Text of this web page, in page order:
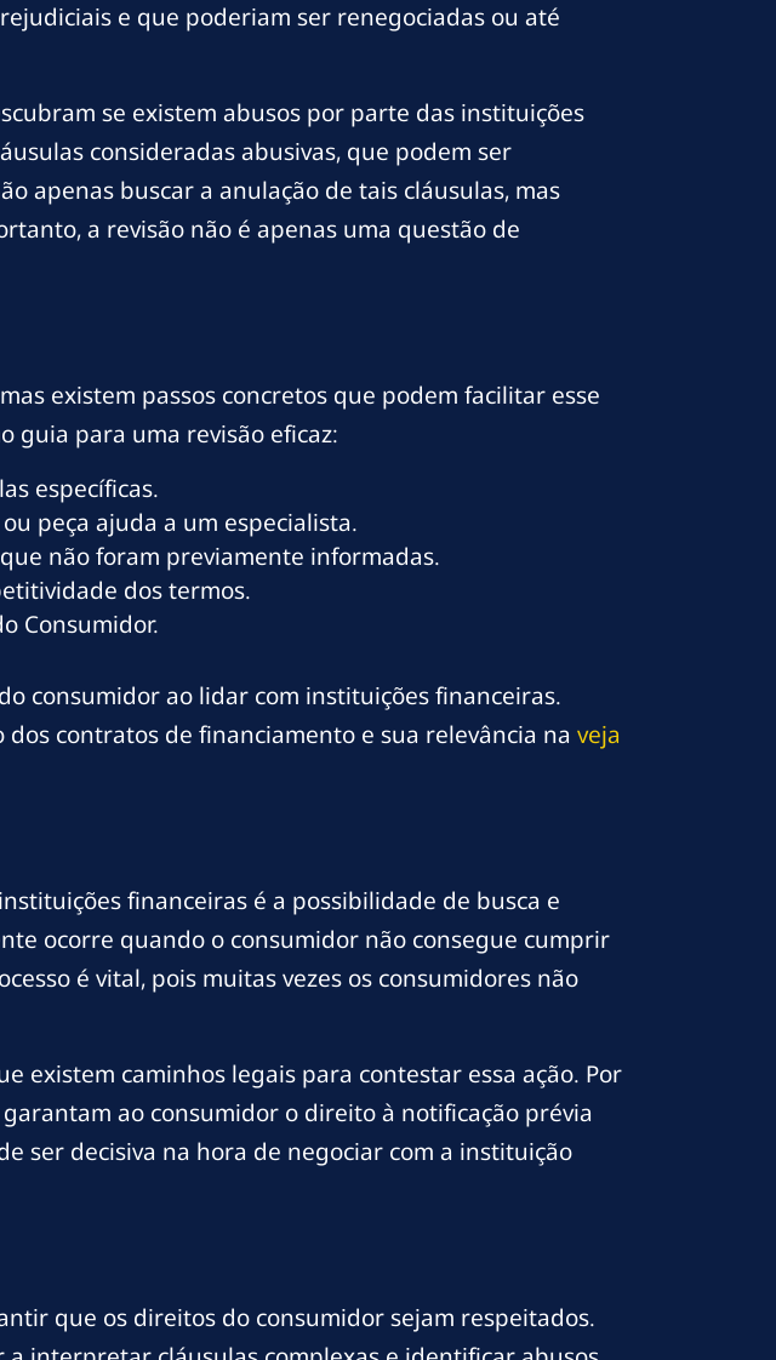
e que poderiam ser renegociadas ou até
se existem abusos por parte das instituições
consideradas abusivas, que podem ser
apenas buscar a anulação de tais cláusulas, mas
a revisão não é apenas uma questão de
existem passos concretos que podem facilitar esse
guia para uma revisão eficaz:
específicas.
peça ajuda a um especialista.
não foram previamente informadas.
dos termos.
Consumidor.
consumidor ao lidar com instituições financeiras.
contratos de financiamento e sua relevância na veja
financeiras é a possibilidade de busca e
ocorre quando o consumidor não consegue cumprir
é vital, pois muitas vezes os consumidores não
existem caminhos legais para contestar essa ação. Por
ao consumidor o direito à notificação prévia
ser decisiva na hora de negociar com a instituição
que os direitos do consumidor sejam respeitados.